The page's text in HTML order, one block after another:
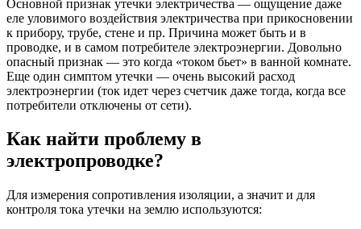
Основной признак утечки электричества — ощущение даже
еле уловимого воздействия электричества при прикосновении
к прибору, трубе, стене и пр. Причина может быть и в
проводке, и в самом потребителе электроэнергии. Довольно
опасный признак — это когда «током бьет» в ванной комнате.
Еще один симптом утечки — очень высокий расход
электроэнергии (ток идет через счетчик даже тогда, когда все
потребители отключены от сети).
Как найти проблему в
электропроводке?
Для измерения сопротивления изоляции, а значит и для
контроля тока утечки на землю используются: